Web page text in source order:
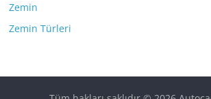
Zemin
Zemin Türleri